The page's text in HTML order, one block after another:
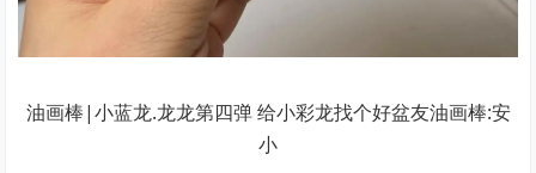
油画棒|小蓝龙.龙龙第四弹 给小彩龙找个好盆友油画棒:安
小